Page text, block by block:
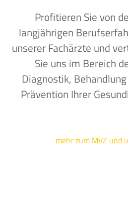
Profitieren Sie von
langjährigen
unserer Fachärzte und
Sie uns im Bereich
Diagnostik,
Prävention Ihrer
mehr zum MVZ und